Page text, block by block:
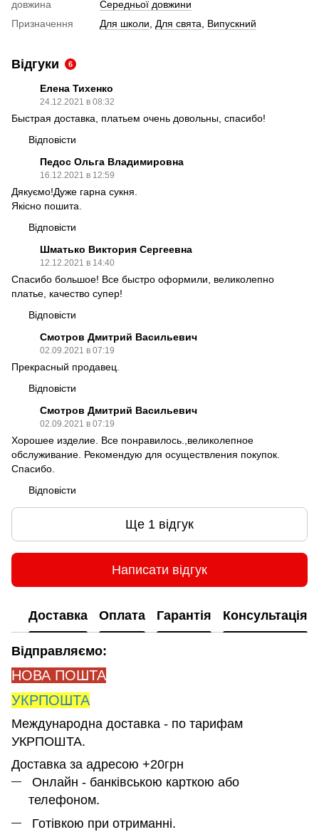
довжина
Середньої довжини
Призначення
Для школи, Для свята, Випускний
Відгуки 6
Елена Тихенко
24.12.2021 в 08:32
Быстрая доставка, платьем очень довольны, спасибо!
Відповісти
Педос Ольга Владимировна
16.12.2021 в 12:59
Дякуємо!Дуже гарна сукня.
Якісно пошита.
Відповісти
Шматько Виктория Сергеевна
12.12.2021 в 14:40
Спасибо большое! Все быстро оформили, великолепно
платье, качество супер!
Відповісти
Смотров Дмитрий Васильевич
02.09.2021 в 07:19
Прекрасный продавец.
Відповісти
Смотров Дмитрий Васильевич
02.09.2021 в 07:19
Хорошее изделие. Все понравилось.,великолепное
обслуживание. Рекомендую для осуществления покупок.
Спасибо.
Відповісти
Ще 1 відгук
Написати відгук
Доставка Оплата Гарантія Консультація
Відправляємо:
НОВА ПОШТА
УКРПОШТА
Международна доставка - по тарифам
УКРПОШТА.
Доставка за адресою +20грн
Онлайн - банківською карткою або
телефоном.
Готівкою при отриманні.